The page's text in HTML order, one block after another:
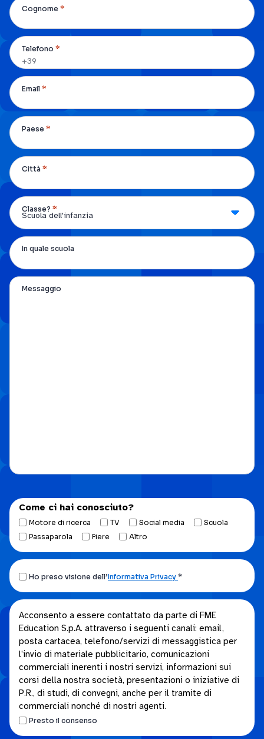
Cognome *
Telefono *
Email *
Paese *
Città *
Classe? *
In quale scuola
Messaggio
Come ci hai conosciuto?
Motore di ricerca TV Social media
Scuola
Passaparola
Fiere Altro
Ho
preso
visione
dell’Informativa
privacy.
*
Ho preso visione dell’Informativa Privacy *
Acconsento
a
essere
contattato
da
parte
FME
Acconsento a essere contattato da parte di FME
Education S.p.A. attraverso i seguenti canali: email,
posta cartacea, telefono/servizi di messaggistica per
l’invio di materiale pubblicitario, comunicazioni
commerciali inerenti i nostri servizi, informazioni sui
corsi della nostra società, presentazioni o iniziative di
P.R., di studi, di convegni, anche per il tramite di
commerciali nonché di nostri agenti.
Presto il consenso